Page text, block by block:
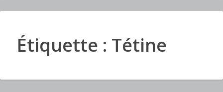
Étiquette : Tétine